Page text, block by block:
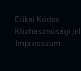
Etikai Kódex
Közhasznúsági
Impresszum